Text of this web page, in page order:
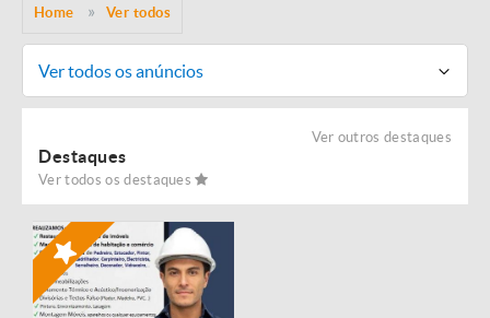
Home Ver todos
Ver todos os anúncios
Ver outros destaques
Destaques
Ver todos os destaques